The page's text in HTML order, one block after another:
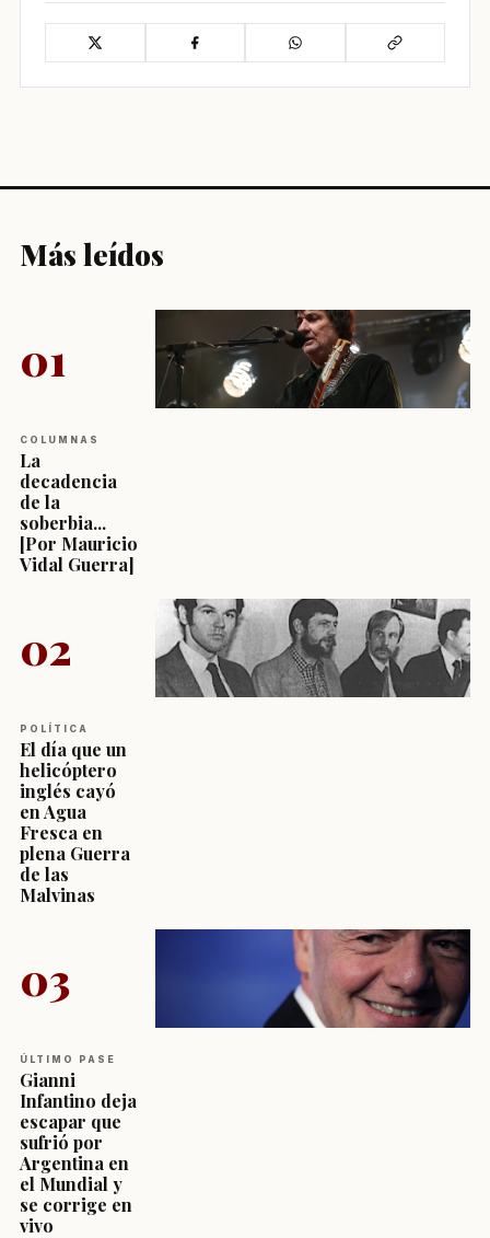
Más leídos
01
COLUMNAS
La
decadencia
de la
soberbia...
[Por Mauricio
Vidal Guerra]
02
POLÍTICA
El día que un
helicóptero
inglés cayó
en Agua
Fresca en
plena Guerra
de las
Malvinas
03
ÚLTIMO PASE
Gianni
Infantino deja
escapar que
sufrió por
Argentina en
el Mundial y
se corrige en
vivo